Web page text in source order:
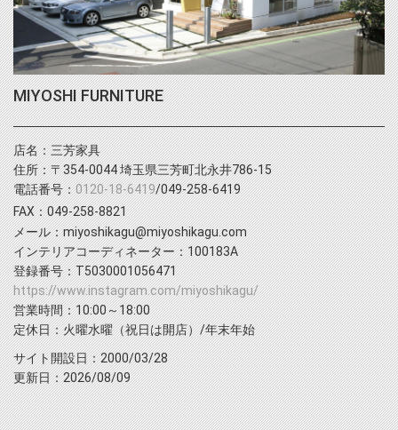
MIYOSHI FURNITURE
店名：三芳家具
住所：〒354-0044 埼玉県三芳町北永井786-15
電話番号：0120-18-6419/049-258-6419
FAX：049-258-8821
メール：miyoshikagu@miyoshikagu.com
インテリアコーディネーター：100183A
登録番号：T5030001056471
https://www.instagram.com/miyoshikagu/
営業時間：10:00～18:00
定休日：火曜水曜（祝日は開店）/年末年始
サイト開設日：2000/03/28
更新日：2026/08/09